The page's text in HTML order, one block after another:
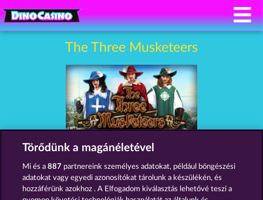
The Three Musketeers
Részvételi feltételek
Adatkezelési tájékoztató Impresszum
Törődünk a magánéletével
Mi és a887 partnereink személyes adatokat, például böngészési
adatokat vagy egyedi azonosítókat tárolunk a készülékén, és
hozzáférünk azokhoz . A Elfogadom kiválasztás lehetővé teszi a